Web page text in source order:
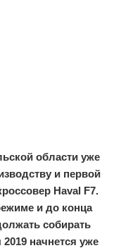
области уже
и первой
Haval F7.
и до конца
собирать
начнется уже